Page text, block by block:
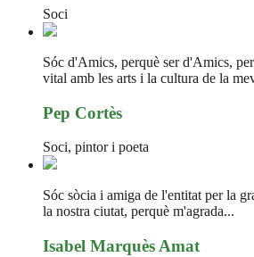
Soci
Sóc d'Amics, perquè ser d'Amics,
vital amb les arts i la cultura de la
Pep Cortès
Soci, pintor i poeta
Sóc sòcia i amiga de l'entitat per la
la nostra ciutat, perquè m'agrada...
Isabel Marquès Amat